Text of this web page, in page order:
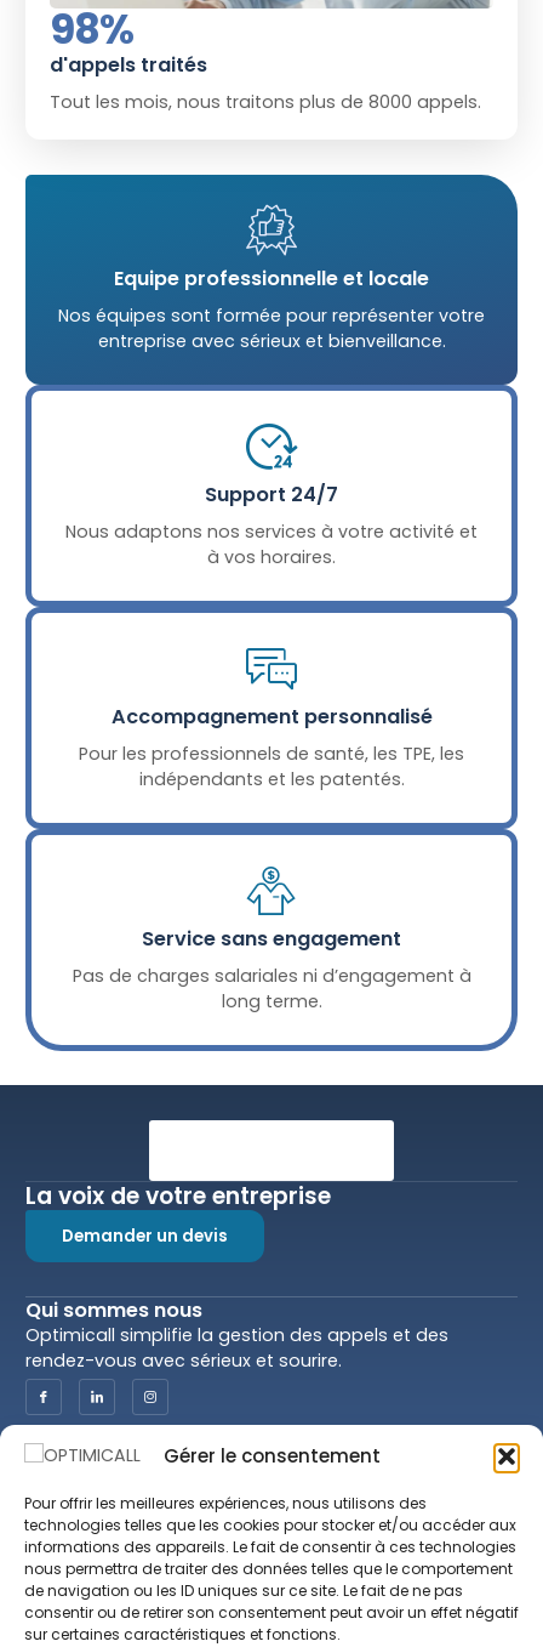
Gérer le consentement
Pour offrir les meilleures expériences, nous utilisons des
technologies telles que les cookies pour stocker et/ou accéder aux
informations des appareils. Le fait de consentir à ces technologies
nous permettra de traiter des données telles que le comportement
de navigation ou les ID uniques sur ce site. Le fait de ne pas
consentir ou de retirer son consentement peut avoir un effet négatif
sur certaines caractéristiques et fonctions.
Equipe professionnelle et locale
Nos équipes sont formée pour représenter votre
entreprise avec sérieux et bienveillance.
Support 24/7
Nous adaptons nos services à votre activité et
à vos horaires.
Accompagnement personnalisé
Pour les professionnels de santé, les TPE, les
indépendants et les patentés.
Service sans engagement
Pas de charges salariales ni d’engagement à
long terme.
98%
d'appels traités
Tout les mois, nous traitons plus de 8000 appels.
La voix de votre entreprise
Demander un devis
Qui sommes nous
Optimicall simplifie la gestion des appels et des
rendez-vous avec sérieux et sourire.
Optimicall
Nos praticiens
Prendre rendez-vous
Blog
Spécialités
Juridiction
Politique de
Confidentialité
Mentions Légales